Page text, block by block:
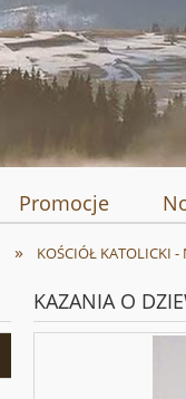
Promocje
» KOŚCIÓŁ KATOLICKI -
KAZANIA O